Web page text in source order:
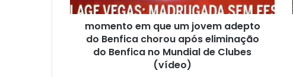
momento em que um jovem adepto
do Benfica chorou após eliminação
do Benfica no Mundial de Clubes
(vídeo)